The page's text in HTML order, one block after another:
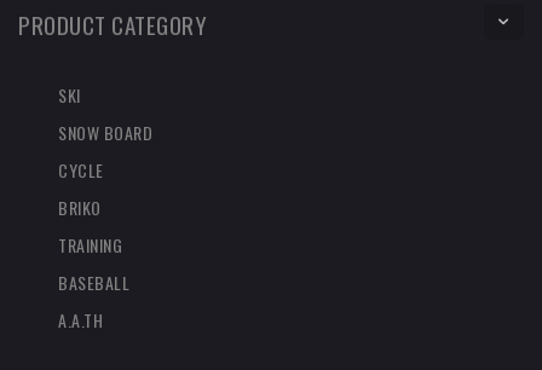
PRODUCT CATEGORY
SKI
SNOW BOARD
CYCLE
BRIKO
TRAINING
BASEBALL
A.A.TH